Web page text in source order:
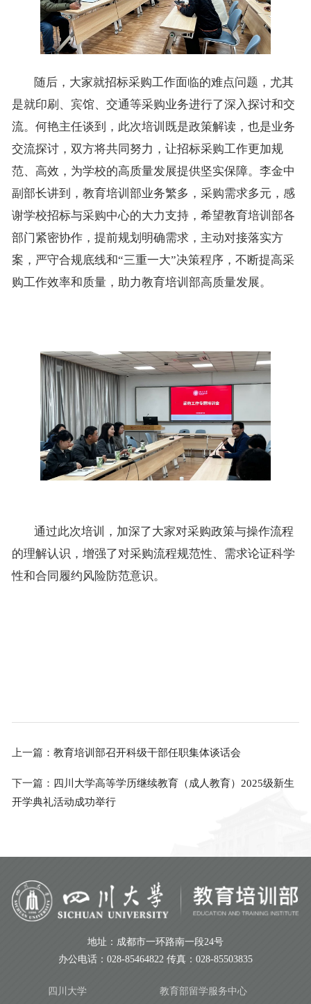
随后，大家就招标采购工作面临的难点问题，尤其
是就印刷、宾馆、交通等采购业务进行了深入探讨和交
流。何艳主任谈到，此次培训既是政策解读，也是业务
交流探讨，双方将共同努力，让招标采购工作更加规
范、高效，为学校的高质量发展提供坚实保障。李金中
副部长讲到，教育培训部业务繁多，采购需求多元，感
谢学校招标与采购中心的大力支持，希望教育培训部各
部门紧密协作，提前规划明确需求，主动对接落实方
案，严守合规底线和“三重一大”决策程序，不断提高采
购工作效率和质量，助力教育培训部高质量发展。
通过此次培训，加深了大家对采购政策与操作流程
的理解认识，增强了对采购流程规范性、需求论证科学
性和合同履约风险防范意识。
上一篇： 教育培训部召开科级干部任职集体谈话会
下一篇： 四川大学高等学历继续教育（成人教育）2025级新生
开学典礼活动成功举行
地址：成都市一环路南一段24号
办公电话：028-85464822 传真：028-85503835
四川大学 教育部留学服务中心